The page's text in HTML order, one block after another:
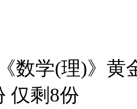
数学(理)》黄
仅剩 8份